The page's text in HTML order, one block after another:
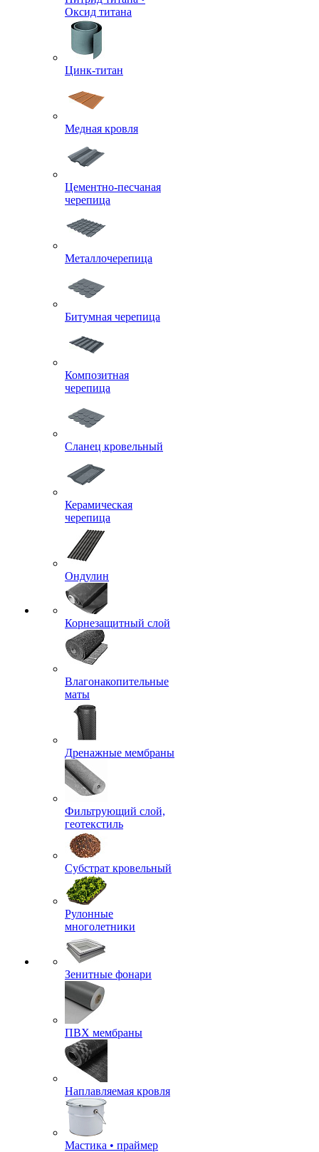
Оксид титана
Цинк-титан
Медная кровля
Цементно-песчаная
черепица
Металлочерепица
Битумная черепица
Композитная
черепица
Сланец кровельный
Керамическая
черепица
Ондулин
Корнезащитный слой
Влагонакопительные
маты
Дренажные мембраны
Фильтрующий слой,
геотекстиль
Субстрат кровельный
Рулонные
многолетники
Зенитные фонари
ПВХ мембраны
Наплавляемая кровля
Мастика • праймер